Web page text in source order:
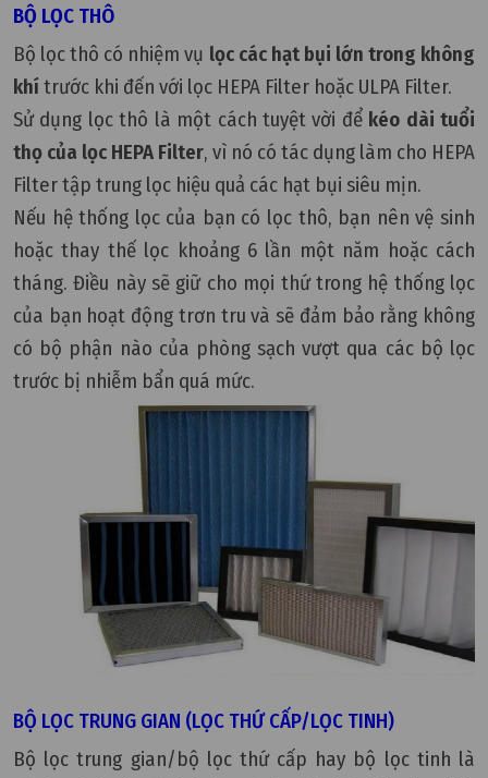
BỘ LỌC THÔ
Bộ lọc thô có nhiệm vụ lọc các hạt bụi lớn trong không
khítrước khi đến với lọc HEPA Filter hoặc ULPA Filter.
Sử dụng lọc thô là một cách tuyệt vời để kéo dài tuổi
thọ của lọc HEPA Filter, vì nó có tác dụng làm cho HEPA
Filter tập trung lọc hiệu quả các hạt bụi siêu mịn.
Nếu hệ thống lọc của bạn có lọc thô, bạn nên vệ sinh
hoặc thay thế lọc khoảng 6 lần một năm hoặc cách
tháng. Điều này sẽ giữ cho mọi thứ trong hệ thống lọc
của bạn hoạt động trơn tru và sẽ đảm bảo rằng không
có bộ phận nào của phòng sạch vượt qua các bộ lọc
trước bị nhiễm bẩn quá mức.
BỘ LỌC TRUNG GIAN (LỌC THỨ CẤP/LỌC TINH)
Bộ lọc trung gian/bộ lọc thứ cấp hay bộ lọc tinh là